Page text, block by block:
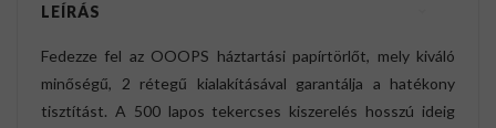
LEÍRÁS
Fedezze fel az OOOPS háztartási papírtörlőt, mely kiváló
minőségű, 2 rétegű kialakításával garantálja a hatékony
tisztítást. A 500 lapos tekercses kiszerelés hosszú ideig